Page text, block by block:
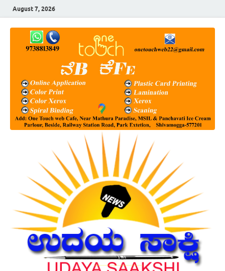
August 7, 2026